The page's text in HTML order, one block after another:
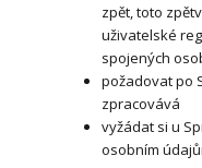
zpět, toto
uživatelské
spojených
požadovat po
zpracovává
vyžádat si u
osobním